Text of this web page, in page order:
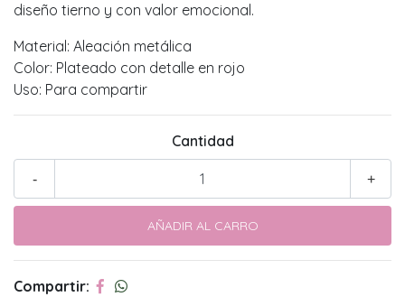
diseño tierno y con valor emocional.
Material: Aleación metálica
Color: Plateado con detalle en rojo
Uso: Para compartir
Cantidad
+
-
Compartir: